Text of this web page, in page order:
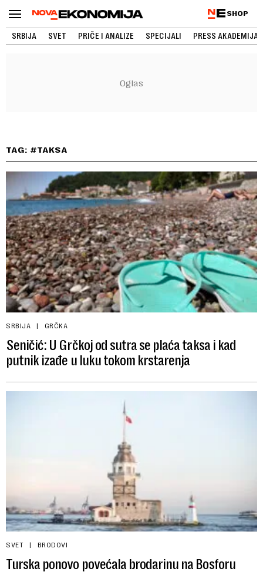
SHOP
SRBIJA SVET PRIČE I ANALIZE SPECIJALI PRESS AKADEMIJA
TAG: #TAKSA
SRBIJA GRČKA
Seničić: U Grčkoj od sutra se plaća taksa i kad
putnik izađe u luku tokom krstarenja
SVET BRODOVI
Turska ponovo povećala brodarinu na Bosforu